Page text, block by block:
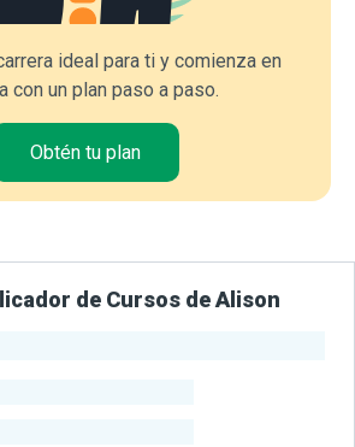
ideal para ti y comienza en
con un plan paso a paso.
Obtén tu plan
de Cursos de Alison